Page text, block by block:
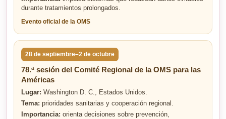
durante tratamientos prolongados.
Evento oficial de la OMS
28 de septiembre–2 de octubre
78.ª sesión del Comité Regional de la OMS para las
Américas
Lugar: Washington D. C., Estados Unidos.
Tema: prioridades sanitarias y cooperación regional.
Importancia: orienta decisiones sobre prevención,